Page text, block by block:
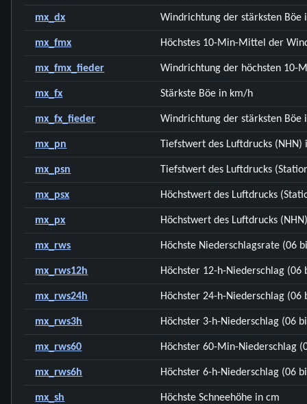
mx_dx Windrichtung der stärksten Böe
mx_fmx Höchstes 10-Min-Mittel der
mx_fmx_fieder Windrichtung der höchsten 10-
mx_fx Stärkste Böe in km/h
mx_fx_fieder Windrichtung der stärksten Böe
mx_pn Tiefstwert des Luftdrucks (NHN)
mx_psn Tiefstwert des Luftdrucks
mx_psx Höchstwert des Luftdrucks
mx_px Höchstwert des Luftdrucks
mx_rws Höchste Niederschlagsrate (06
mx_rws12h Höchster 12-h-Niederschlag (06
mx_rws24h Höchster 24-h-Niederschlag (06
mx_rws3h Höchster 3-h-Niederschlag (06
mx_rws60 Höchster 60-Min-Niederschlag
mx_rws6h Höchster 6-h-Niederschlag (06
mx_sh Höchste Schneehöhe in cm